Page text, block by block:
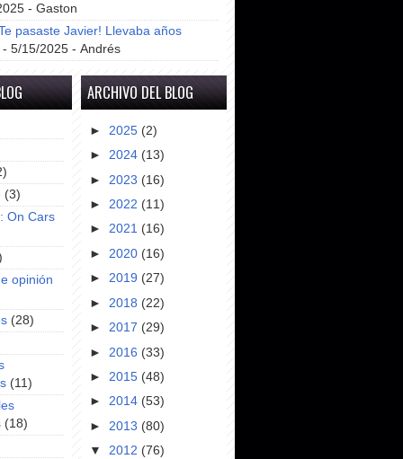
- Gaston
pasaste Javier! Llevaba años
- 5/15/2025 - Andrés
(3)
On Cars
opinión
(28)
(11)
(18)
ARCHIVO DEL BLOG
► 2025 (2)
► 2024 (13)
► 2023 (16)
► 2022 (11)
► 2021 (16)
► 2020 (16)
► 2019 (27)
► 2018 (22)
► 2017 (29)
► 2016 (33)
► 2015 (48)
► 2014 (53)
► 2013 (80)
▼ 2012 (76)